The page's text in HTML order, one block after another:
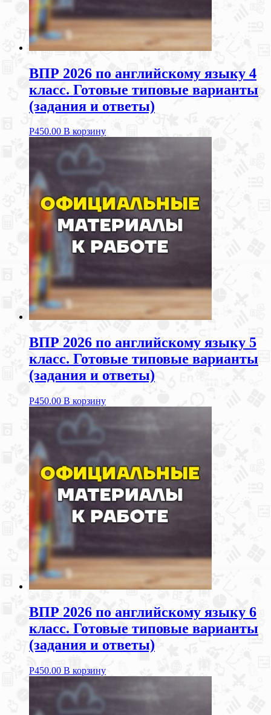
ВПР 2026 по английскому языку 4
класс. Готовые типовые варианты
(задания и ответы)
Р450.00 В корзину
ВПР 2026 по английскому языку 5
класс. Готовые типовые варианты
(задания и ответы)
Р450.00 В корзину
ВПР 2026 по английскому языку 6
класс. Готовые типовые варианты
(задания и ответы)
Р450.00 В корзину